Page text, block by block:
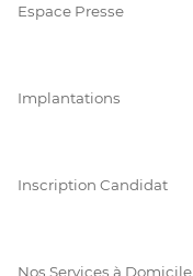
Espace Presse
Implantations
Inscription Candidat
Nos Services à Domicile